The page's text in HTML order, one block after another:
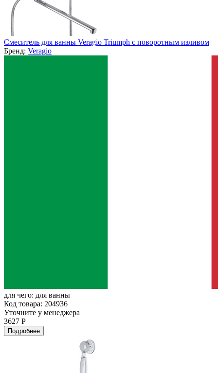
Смеситель для ванны Veragio Triumph с поворотным изливом
Бренд: Veragio
для чего: для ванны
Код товара: 204936
Уточните у менеджера
3627 Р
Подробнее